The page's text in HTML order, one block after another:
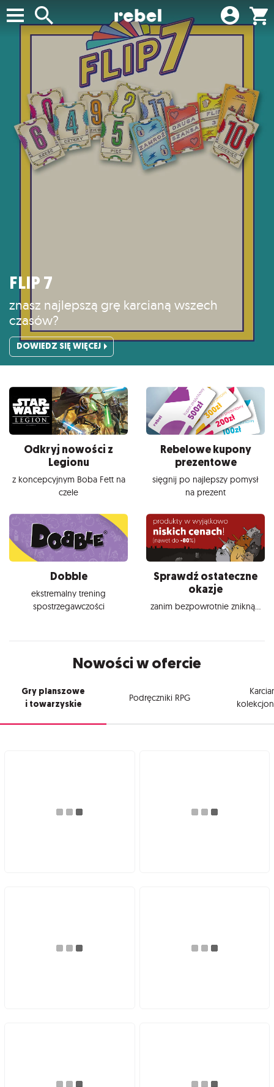
FLIP 7
znasz najlepszą grę karcianą wszech
czasów?
DOWIEDZ SIĘ WIĘCEJ
Odkryj nowości z
Legionu
z koncepcyjnym Boba Fett na
czele
Rebelowe kupony
prezentowe
sięgnij po najlepszy pomysł
na prezent
Dobble
ekstremalny trening
spostrzegawczości
Sprawdź ostateczne
okazje
zanim bezpowrotnie znikną...
Nowości w ofercie
Gry planszowe
i towarzyskie
Podręczniki RPG